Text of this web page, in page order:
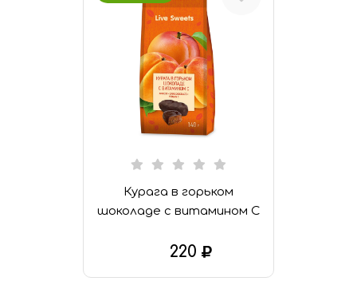
Курага в горьком
шоколаде с витамином С
220